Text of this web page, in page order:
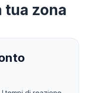
tua zona